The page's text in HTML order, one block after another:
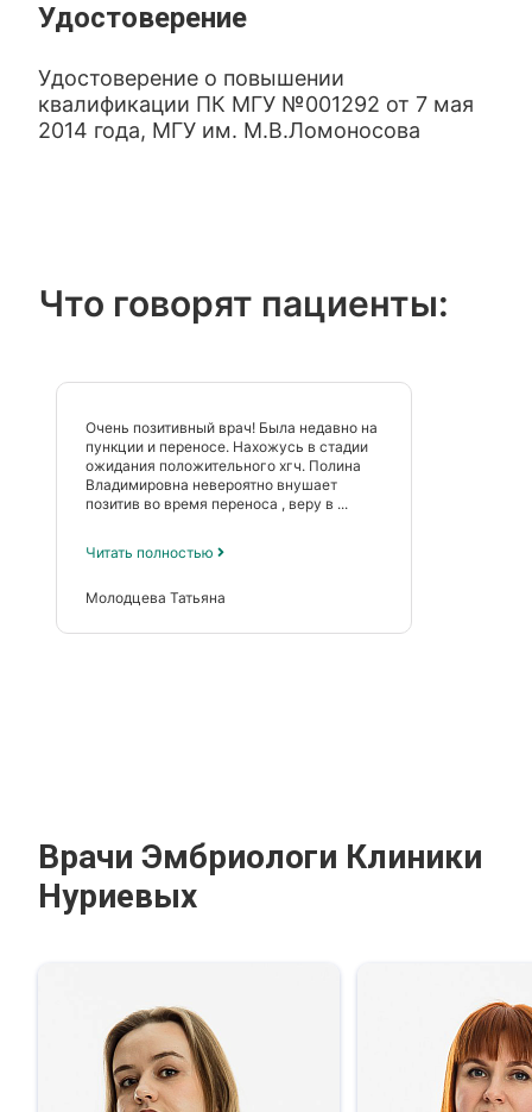
Удостоверение
Удостоверение о повышении
квалификации ПК МГУ №001292 от 7 мая
2014 года, МГУ им. М.В.Ломоносова
Что говорят пациенты:
Очень позитивный врач! Была недавно на
пункции и переносе. Нахожусь в стадии
ожидания положительного хгч. Полина
Владимировна невероятно внушает
позитив во время переноса , веру в ...
Читать полностью
Молодцева Татьяна
Врачи Эмбриологи Клиники
Нуриевых